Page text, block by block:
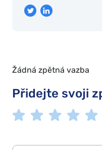
Žádná zpětná vazba
Přidejte svoji